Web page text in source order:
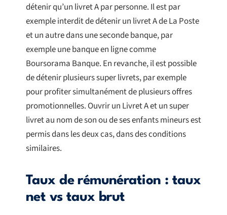
détenir qu’un livret A par personne. Il est par
exemple interdit de détenir un livret A de La Poste
et un autre dans une seconde banque, par
exemple une banque en ligne comme
Boursorama Banque. En revanche, il est possible
de détenir plusieurs super livrets, par exemple
pour profiter simultanément de plusieurs offres
promotionnelles. Ouvrir un Livret A et un super
livret au nom de son ou de ses enfants mineurs est
permis dans les deux cas, dans des conditions
similaires.
Taux de rémunération : taux
net vs taux brut